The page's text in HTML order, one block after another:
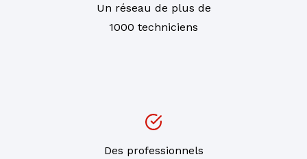
Un réseau de plus de
1000 techniciens
Des professionnels